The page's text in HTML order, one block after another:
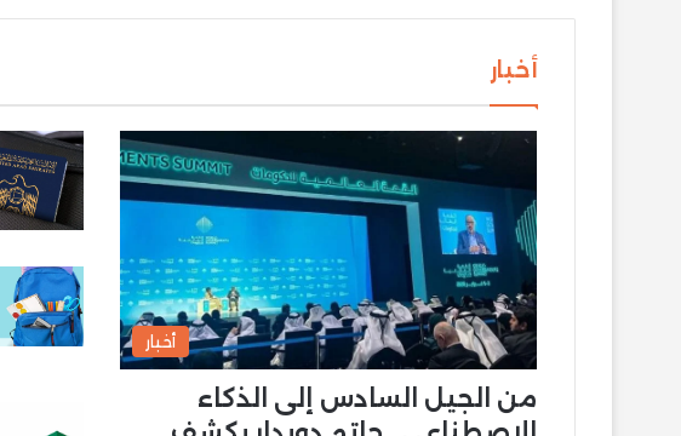
أخبار
أخبار
من الجيل السادس إلى الذكاء